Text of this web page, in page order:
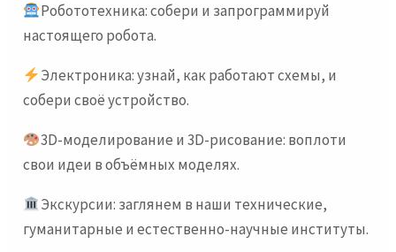
Робототехника: собери и запрограммируй
настоящего робота.
Электроника: узнай, как работают схемы, и
собери своё устройство.
3D-моделирование и 3D-рисование: воплоти
свои идеи в объёмных моделях.
Экскурсии: заглянем в наши технические,
гуманитарные и естественно-научные институты.